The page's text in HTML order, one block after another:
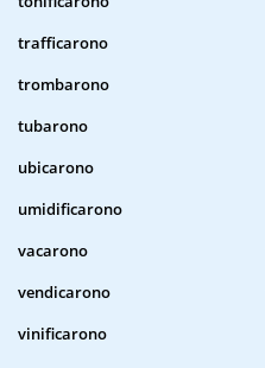
trafficarono
trombarono
tubarono
ubicarono
umidificarono
vacarono
vendicarono
vinificarono